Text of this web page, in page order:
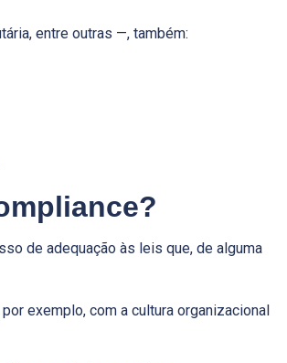
entre outras —, também:
de adequação às leis que, de alguma
exemplo, com a cultura organizacional